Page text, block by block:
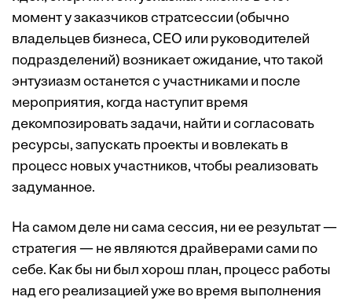
момент у заказчиков стратсессии (обычно
владельцев бизнеса, СЕО или руководителей
подразделений) возникает ожидание, что такой
энтузиазм останется с участниками и после
мероприятия, когда наступит время
декомпозировать задачи, найти и согласовать
ресурсы, запускать проекты и вовлекать в
процесс новых участников, чтобы реализовать
задуманное.
На самом деле ни сама сессия, ни ее результат —
стратегия — не являются драйверами сами по
себе. Как бы ни был хорош план, процесс работы
над его реализацией уже во время выполнения